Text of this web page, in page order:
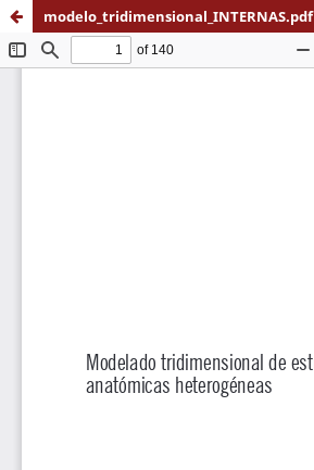
modelo_tridimensional_INTERNAS.pdf